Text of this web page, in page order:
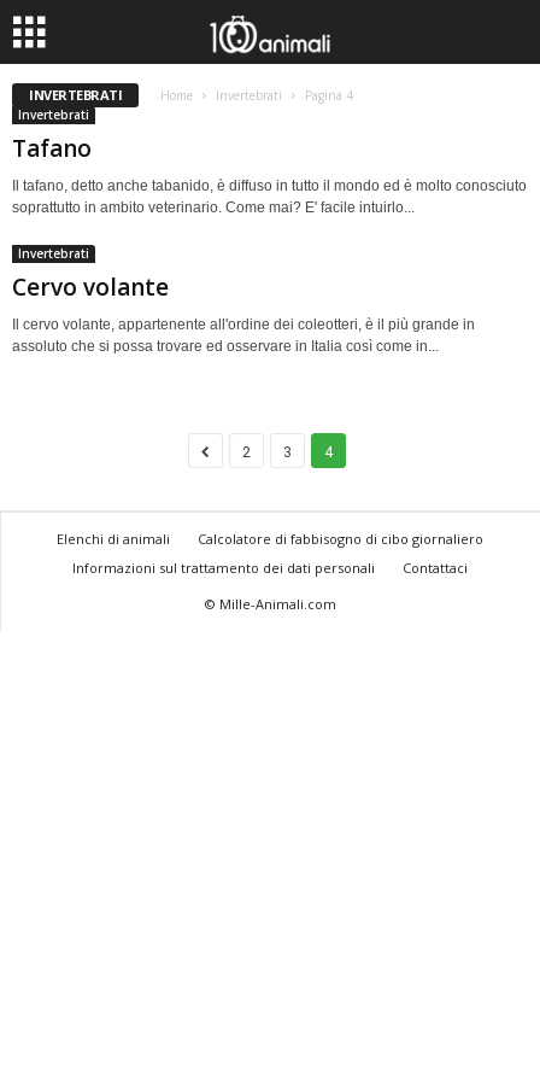
INVERTEBRATI Home Invertebrati
Pagina 4
Invertebrati
Tafano
Il tafano, detto anche tabanido, è diffuso in tutto il mondo ed è molto conosciuto
soprattutto in ambito veterinario. Come mai? E' facile intuirlo...
Invertebrati
Cervo volante
Il cervo volante, appartenente all'ordine dei coleotteri, è il più grande in
assoluto che si possa trovare ed osservare in Italia così come in...
2 3 4
Elenchi di animali
Calcolatore di fabbisogno di cibo giornaliero
Informazioni sul trattamento dei dati personali
Contattaci
© Mille-Animali.com